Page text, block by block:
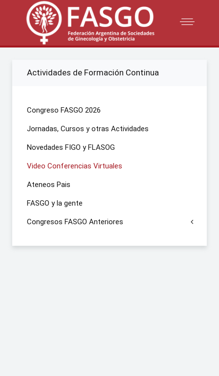
Actividades de Formación Continua
Congreso FASGO 2026
Jornadas, Cursos y otras Actividades
Novedades FIGO y FLASOG
Video Conferencias Virtuales
Ateneos Pais
FASGO y la gente
Congresos FASGO Anteriores